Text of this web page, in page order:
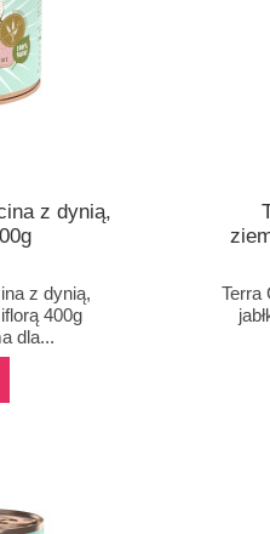
z dynią,
z dynią,
400g
dla...
Terra